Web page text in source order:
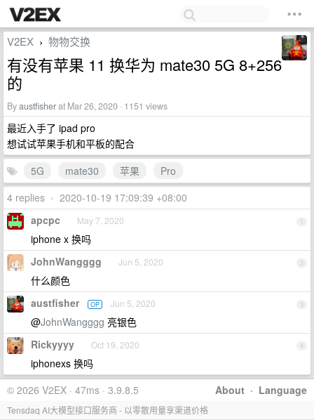
V2EX › 物物交换
有没有苹果 11 换华为 mate30 5G 8+256
的
Byaustfisherat Mar 26, 2020 · 1151 views
最近入手了 ipad pro
想试试苹果手机和平板的配合
5G
mate30 苹果
Pro
4 replies • 2020-10-19 17:09:39 +08:00
1
apcpc May 7, 2020
iphone x 换吗
2
JohnWangggg Jun 5, 2020
什么颜色
3
austfisher OP Jun 5, 2020
@JohnWangggg 亮银色
4
Rickyyyy Oct 19, 2020
iphonexs 换吗
About · Language
© 2026 V2EX · 47ms · 3.9.8.5
Tensdaq AI大模型接口服务商 - 以零散用量享渠道价格